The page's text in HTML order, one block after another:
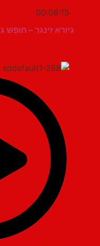
00:08:15
גיורא זינגר – חופש גדול